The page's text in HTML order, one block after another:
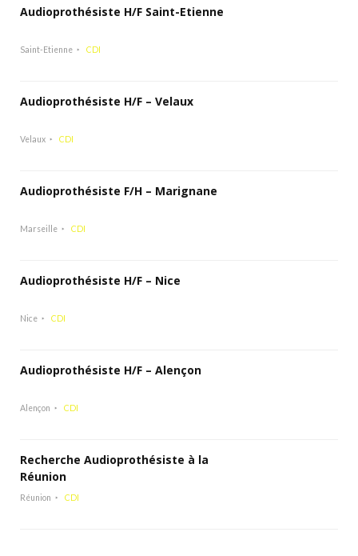
Audioprothésiste H/F Saint-Etienne
Saint-Etienne CDI
Audioprothésiste H/F – Velaux
Velaux CDI
Audioprothésiste F/H – Marignane
Marseille CDI
Audioprothésiste H/F – Nice
Nice CDI
Audioprothésiste H/F – Alençon
Alençon CDI
Recherche Audioprothésiste à la
Réunion
Réunion CDI